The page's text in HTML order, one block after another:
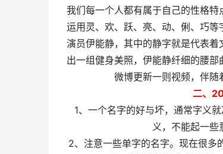
我们每一个人都有属于自己的性格
运用灵、欢、跃、亮、动、俐、巧
演员伊能静，其中的静字就是代表
出一组健身美照，伊能静纤细的腰
微博更新一则视频，伴随
二、
1、一个名字的好与坏，通常字义
义，不能起一些
2、注意一些单字的名字。现在很多